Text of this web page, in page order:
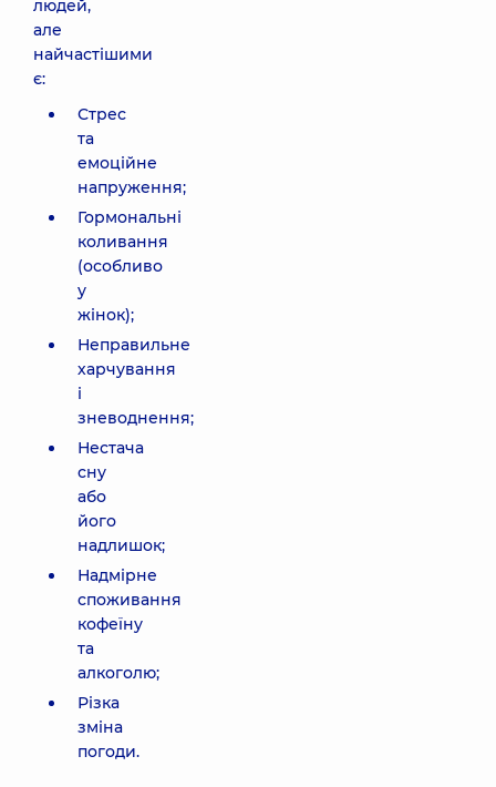
людей,
але
найчастішими
є:
Стрес
та
емоційне
напруження;
Гормональні
коливання
(особливо
у
жінок);
Неправильне
харчування
і
зневоднення;
Нестача
сну
або
його
надлишок;
Надмірне
споживання
кофеїну
та
алкоголю;
Різка
зміна
погоди.